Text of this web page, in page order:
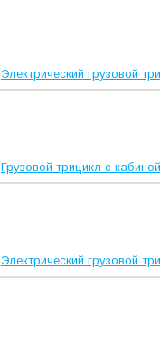
Электрический грузовой
Грузовой трицикл с кабиной
Электрический грузовой